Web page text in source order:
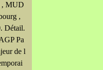
, MUD
,
Détail.
Pa
de l